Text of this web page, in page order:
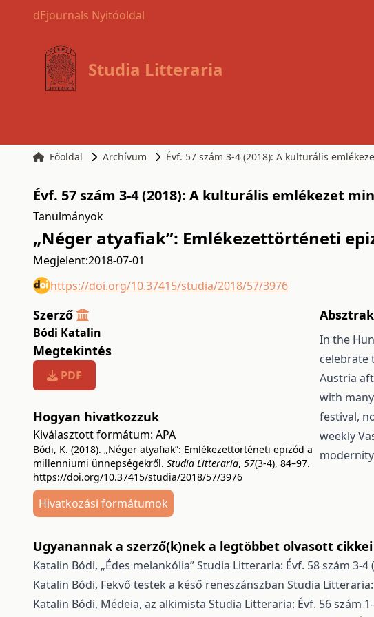
dEjournals Nyitóoldal
Studia Litteraria
Főoldal Archívum Évf. 57 szám 3-4 (2018): A kulturális
Évf. 57 szám 3-4 (2018): A kulturális emlékezet
Tanulmányok
„Néger atyafiak”: Emlékezettörténeti
Megjelent:2018-07-01
https://doi.org/10.37415/studia/2018/57/3976
Szerző
Bódi Katalin
Megtekintés
PDF
Hogyan hivatkozzuk
Kiválasztott formátum: APA
Bódi, K. (2018). „Néger atyafiak”: Emlékezettörténeti epizód a
millenniumi ünnepségekről. Studia Litteraria, 57(3-4), 84–97.
https://doi.org/10.37415/studia/2018/57/3976
Hivatkozási formátumok
In the
celebrate
Austria
with
festival,
weekly
Ugyanannak a szerző(k)nek a legtöbbet olvasott cikkei
Katalin Bódi, „Édes melankólia”Studia Litteraria: Évf. 58 szám 3-4
Katalin Bódi, Fekvő testek a késő reneszánszban Studia
Katalin Bódi, Médeia, az alkimista Studia Litteraria: Évf. 56 szám